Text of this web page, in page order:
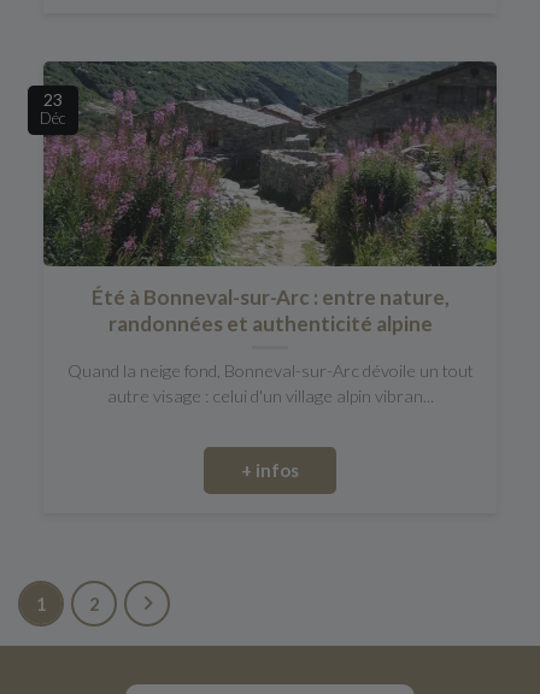
23
Déc
Été à Bonneval-sur-Arc : entre nature,
randonnées et authenticité alpine
Quand la neige fond, Bonneval-sur-Arc dévoile un tout
autre visage : celui d'un village alpin vibran...
+ infos
1 2